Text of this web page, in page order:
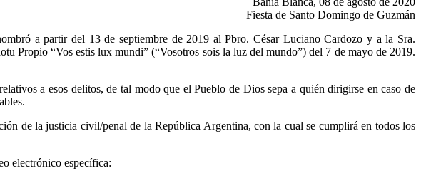
Fiesta de Santo Domingo de Guzmán
a partir del 13 de septiembre de 2019 al Pbro. César Luciano Cardozo y a la Sra.
Propio “Vos estis lux mundi” (“Vosotros sois la luz del mundo”) del 7 de mayo de 2019.
a esos delitos, de tal modo que el Pueblo de Dios sepa a quién dirigirse en caso de
de la justicia civil/penal de la República Argentina, con la cual se cumplirá en todos los
electrónico específica: